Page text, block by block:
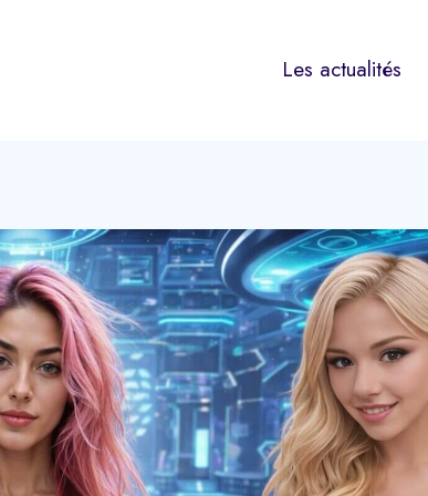
Les actualités